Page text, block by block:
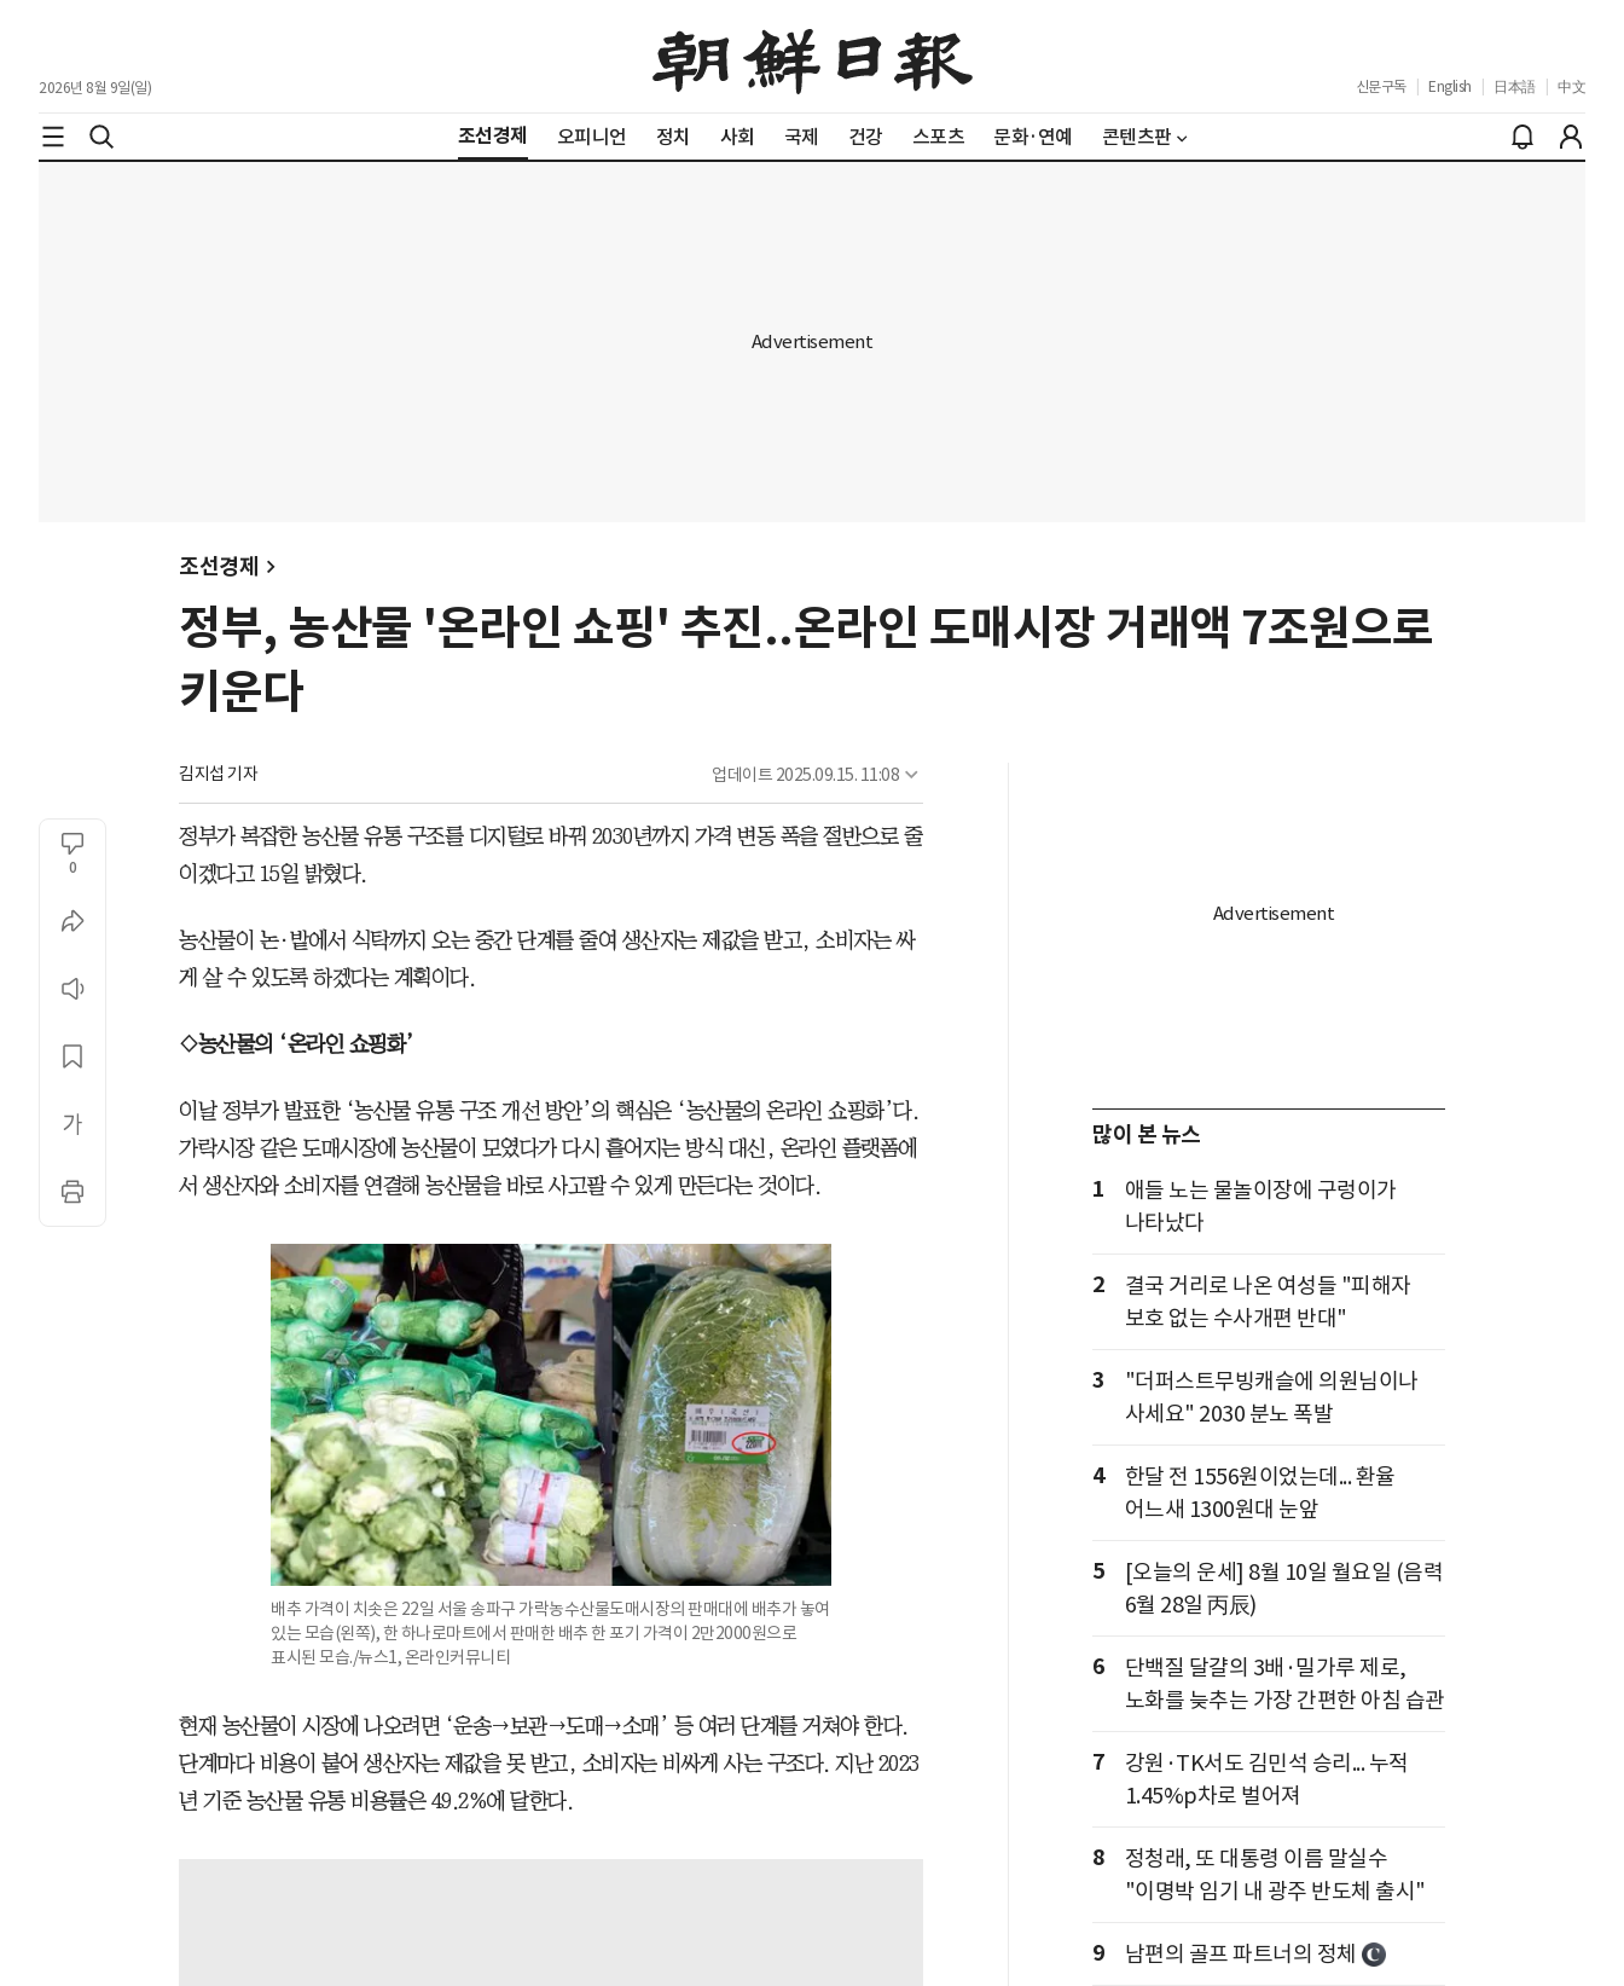
2026년 8월 9일(일) 신문구독 English 日本語 中文
조선경제 오피니언 정치 사회 국제 건강 스포츠 문화·연예 콘텐츠판
조선경제
정부, 농산물 '온라인 쇼핑' 추진..온라인 도매시장 거래액 7조원으로
키운다
김지섭 기자 업데이트 2025.09.15. 11:08
0
정부가 복잡한 농산물 유통 구조를 디지털로 바꿔 2030년까지 가격 변동 폭을 절반으로 줄
이겠다고 15일 밝혔다.
농산물이 논·밭에서 식탁까지 오는 중간 단계를 줄여 생산자는 제값을 받고, 소비자는 싸
게 살 수 있도록 하겠다는 계획이다.
◇농산물의 ‘온라인 쇼핑화’
이날 정부가 발표한 ‘농산물 유통 구조 개선 방안’의 핵심은 ‘농산물의 온라인 쇼핑화’다.
가락시장 같은 도매시장에 농산물이 모였다가 다시 흩어지는 방식 대신, 온라인 플랫폼에
서 생산자와 소비자를 연결해 농산물을 바로 사고팔 수 있게 만든다는 것이다.
배추 가격이 치솟은 22일 서울 송파구 가락농수산물도매시장의 판매대에 배추가 놓여
있는 모습(왼쪽), 한 하나로마트에서 판매한 배추 한 포기 가격이 2만2000원으로
표시된 모습./뉴스1, 온라인커뮤니티
현재 농산물이 시장에 나오려면 ‘운송→보관→도매→소매’ 등 여러 단계를 거쳐야 한다.
단계마다 비용이 붙어 생산자는 제값을 못 받고, 소비자는 비싸게 사는 구조다. 지난 2023
년 기준 농산물 유통 비용률은 49.2%에 달한다.
많이 본 뉴스
1
애들 노는 물놀이장에 구렁이가
나타났다
2
결국 거리로 나온 여성들 "피해자
보호 없는 수사개편 반대"
3
"더퍼스트무빙캐슬에 의원님이나
사세요" 2030 분노 폭발
4
한달 전 1556원이었는데... 환율
어느새 1300원대 눈앞
5
[오늘의 운세] 8월 10일 월요일 (음력
6월 28일 丙辰)
6
단백질 달걀의 3배·밀가루 제로,
노화를 늦추는 가장 간편한 아침 습관
7
강원·TK서도 김민석 승리... 누적
1.45%p차로 벌어져
8
정청래, 또 대통령 이름 말실수
"이명박 임기 내 광주 반도체 출시"
9 남편의 골프 파트너의 정체